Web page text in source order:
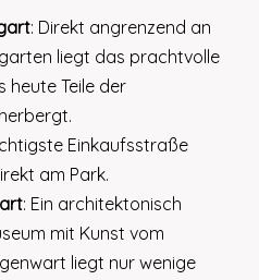
: Direkt angrenzend an
liegt das prachtvolle
heute Teile der
Einkaufsstraße
am Park.
: Ein architektonisch
mit Kunst vom
liegt nur wenige